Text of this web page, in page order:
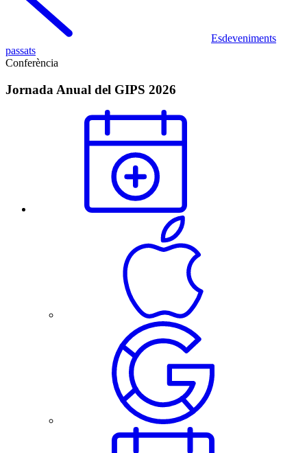
Esdeveniments
passats
Conferència
Jornada Anual del GIPS 2026